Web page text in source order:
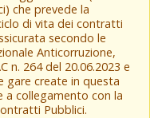
che prevede la
di vita dei contratti
secondo le
Anticorruzione,
n. 264 del 20.06.2023 e
gare create in questa
collegamento con la
Pubblici.